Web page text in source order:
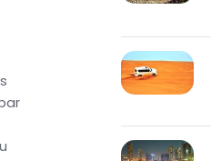
instant à
Al